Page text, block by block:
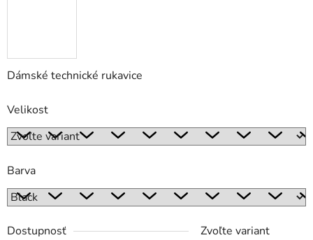
Dámské technické rukavice
Velikost
Barva
Dostupnosť Zvoľte variant